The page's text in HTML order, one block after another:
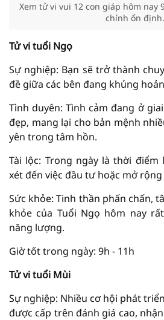
Xem tử vi vui 12 con giáp hôm nay
chính ổn định.
Tử vi tuổi Ngọ
Sự nghiệp: Bạn sẽ trở thành
đề giữa các bên đang khủng
Tình duyên: Tình cảm đang ở
đẹp, mang lại cho bản mệnh
yên trong tâm hồn.
Tài lộc: Trong ngày là thời
xét đến việc đầu tư hoặc mở
Sức khỏe: Tinh thần phấn chấn,
khỏe của Tuổi Ngọ hôm nay
năng lượng.
Giờ tốt trong ngày: 9h - 11h
Tử vi tuổi Mùi
Sự nghiệp: Nhiều cơ hội phát
được cấp trên đánh giá cao,